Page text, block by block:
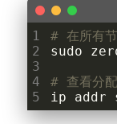
1
2
3
4
5
# 在所有
# 查看分
ip addr